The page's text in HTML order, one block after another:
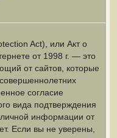
Act), или Акт о
от 1998 г. — это
от сайтов, которые
согласие
вида подтверждения
информации от
Если вы не уверены,